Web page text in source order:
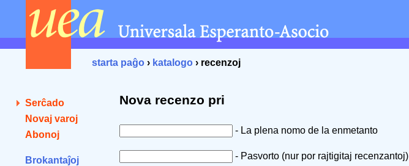
starta paĝo › katalogo › recenzoj
Serĉado
Novaj varoj
Abonoj
Brokantaĵoj
Nova recenzo pri
- La plena nomo de la enmetanto
- Pasvorto (nur por rajtigitaj recenzantoj)